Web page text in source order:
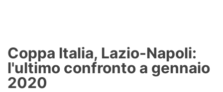
Formello
Infortuni
Coppa Italia, Lazio-Napoli:
l'ultimo confronto a gennaio
2020